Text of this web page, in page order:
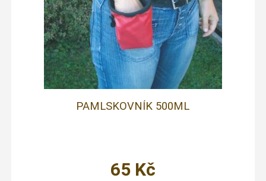
PAMLSKOVNÍK 500ML
65 Kč